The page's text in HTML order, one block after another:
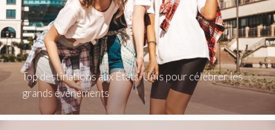
Top destinations aux États-Unis pour célébrer les
grands événements